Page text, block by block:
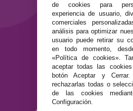
Términos y
Política de
Política de
de cookies para
experiencia de usuario,
comerciales
análisis para optimizar
usuario puede retirar su
en todo momento,
«Política de cookies».
aceptar todas las
botón Aceptar y
rechazarlas todas o
de las cookies
Configuración.